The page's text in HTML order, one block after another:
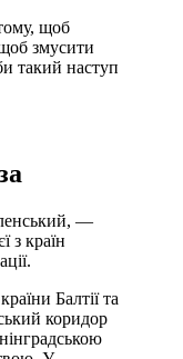
щоб
змусити
такий наступ
—
з країн
Балтії та
коридор